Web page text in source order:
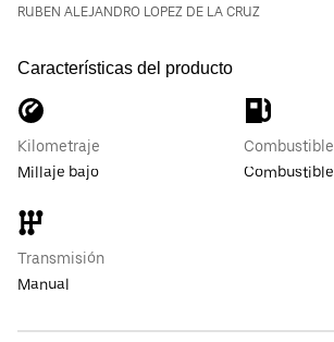
RUBEN ALEJANDRO LOPEZ DE LA CRUZ
Características del producto
Kilometraje
Millaje bajo
Combustible
Combustible
Transmisión
Manual